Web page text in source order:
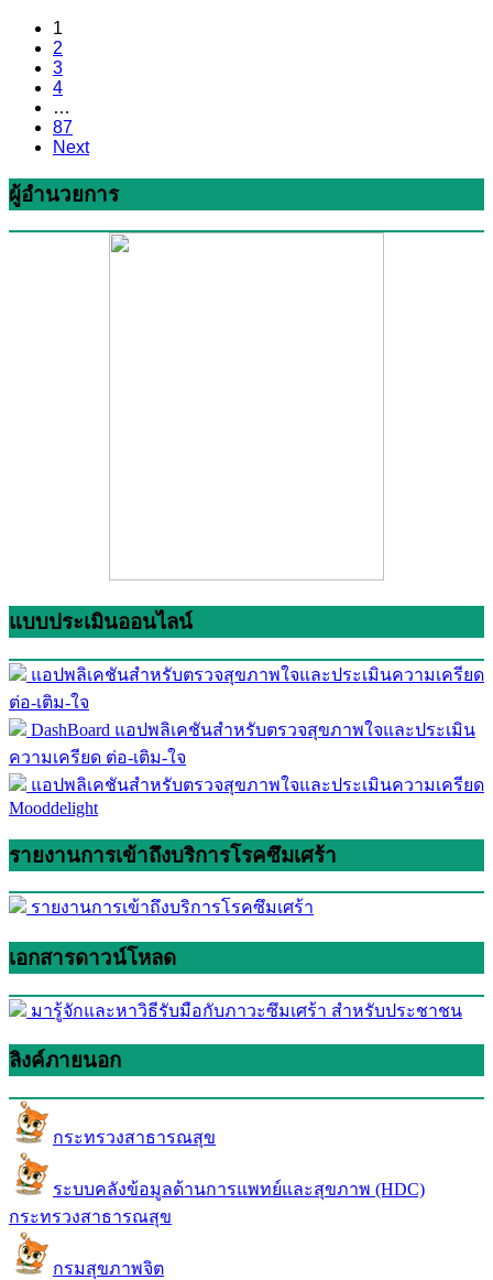
Posts
navigation
1
2
3
4
…
87
Next
ผู้อำนวยการ
แบบประเมินออนไลน์
แอปพลิเคชันสำหรับตรวจสุขภาพใจและประเมินความเครียด
ต่อ-เติม-ใจ
DashBoard แอปพลิเคชันสำหรับตรวจสุขภาพใจและประเมิน
ความเครียด ต่อ-เติม-ใจ
แอปพลิเคชันสำหรับตรวจสุขภาพใจและประเมินความเครียด
Mooddelight
รายงานการเข้าถึงบริการโรคซึมเศร้า
รายงานการเข้าถึงบริการโรคซึมเศร้า
เอกสารดาวน์โหลด
มารู้จักและหาวิธีรับมือกับภาวะซึมเศร้า สำหรับประชาชน
ลิงค์ภายนอก
กระทรวงสาธารณสุข
ระบบคลังข้อมูลด้านการแพทย์และสุขภาพ (HDC)
กระทรวงสาธารณสุข
กรมสุขภาพจิต